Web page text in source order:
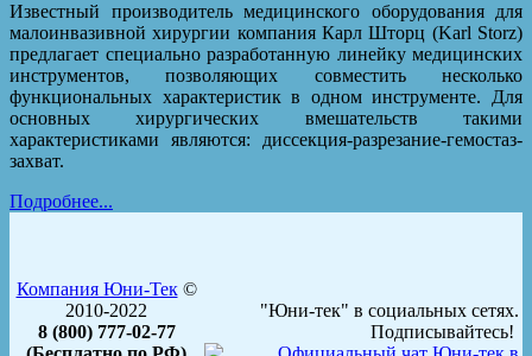
Известный производитель медицинского оборудования для
малоинвазивной хирургии компания Карл Шторц (Karl Storz)
предлагает специально разработанную линейку медицинских
инструментов, позволяющих совместить несколько
функциональных характеристик в одном инструменте. Для
основных хирургических вмешательств такими
характеристиками являются: диссекция-разрезание-гемостаз-
захват.
Подробнее...
Компания Юни-Тек©
2010-2022
8 (800) 777-02-77
"Юни-тек" в социальных сетях.
Подписывайтесь!